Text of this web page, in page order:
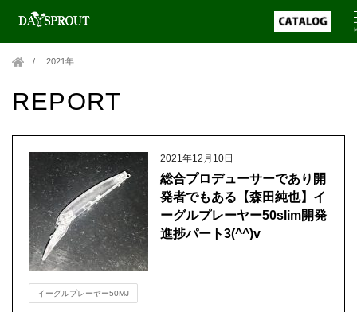
2021年
REPORT
2021年12月10日
総合プロデューサーであり開
発者でもある【森田純也】イ
ーグルプレーヤー50slim開発
進捗パート3(^^)v
イーグルプレーヤー50MJ